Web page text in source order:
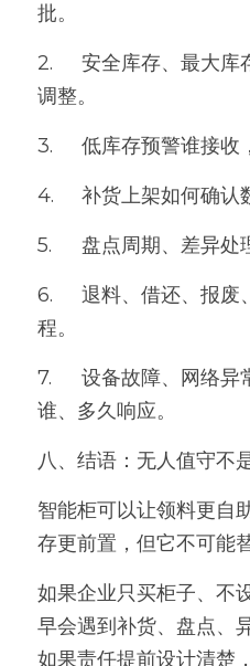
批。
2.	安全库存、最大库存、补货点由谁设定和
调整。
3.	低库存预警谁接
4.	补货上架如何确
5.	盘点周期、差异
6.	退料、借还、报废、应急开柜的处理流
程。
7.	设备故障、网络异常、权限异常时联系
谁、多久响应。
八、结语：无人值守不
智能柜可以让领料更自
存更前置，但它不可能
如果企业只买柜子、不
早会遇到补货、盘点、
如果责任提前设计清楚